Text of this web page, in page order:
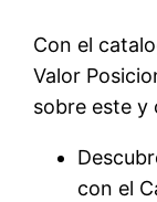
Con el
Valor
sobre este y
con el